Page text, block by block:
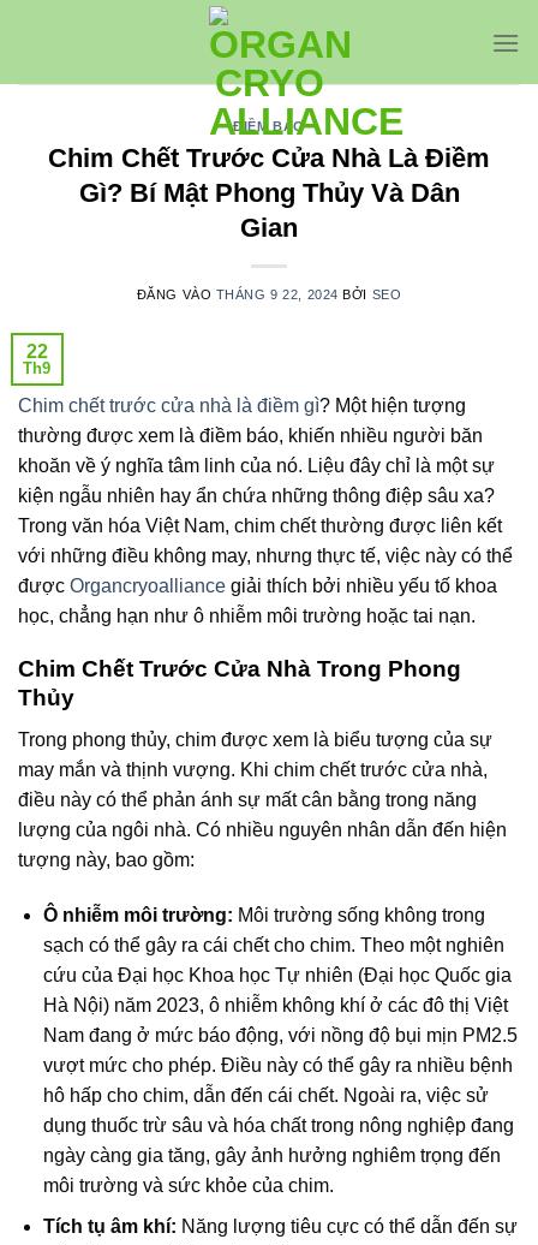
ĐIỀM BÁO
Chim Chết Trước Cửa Nhà Là Điềm
Gì? Bí Mật Phong Thủy Và Dân
Gian
ĐĂNG VÀO THÁNG 9 22, 2024 BỞI SEO
22
Th9
Chim chết trước cửa nhà là điềm gì? Một hiện tượng
thường được xem là điềm báo, khiến nhiều người băn
khoăn về ý nghĩa tâm linh của nó. Liệu đây chỉ là một sự
kiện ngẫu nhiên hay ẩn chứa những thông điệp sâu xa?
Trong văn hóa Việt Nam, chim chết thường được liên kết
với những điều không may, nhưng thực tế, việc này có thể
được Organcryoalliance giải thích bởi nhiều yếu tố khoa
học, chẳng hạn như ô nhiễm môi trường hoặc tai nạn.
Chim Chết Trước Cửa Nhà Trong Phong
Thủy
Trong phong thủy, chim được xem là biểu tượng của sự
may mắn và thịnh vượng. Khi chim chết trước cửa nhà,
điều này có thể phản ánh sự mất cân bằng trong năng
lượng của ngôi nhà. Có nhiều nguyên nhân dẫn đến hiện
tượng này, bao gồm:
Ô nhiễm môi trường: Môi trường sống không trong
sạch có thể gây ra cái chết cho chim. Theo một nghiên
cứu của Đại học Khoa học Tự nhiên (Đại học Quốc gia
Hà Nội) năm 2023, ô nhiễm không khí ở các đô thị Việt
Nam đang ở mức báo động, với nồng độ bụi mịn PM2.5
vượt mức cho phép. Điều này có thể gây ra nhiều bệnh
hô hấp cho chim, dẫn đến cái chết. Ngoài ra, việc sử
dụng thuốc trừ sâu và hóa chất trong nông nghiệp đang
ngày càng gia tăng, gây ảnh hưởng nghiêm trọng đến
môi trường và sức khỏe của chim.
Tích tụ âm khí: Năng lượng tiêu cực có thể dẫn đến sự